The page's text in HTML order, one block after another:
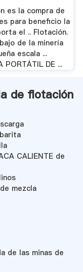
es la compra de
para beneficio la
el .. Flotación.
de la minería
escala ...
PORTÁTIL DE ...
de flotación
CALIENTE de
mezcla
de las minas de